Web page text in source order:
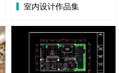
室内设计作品集